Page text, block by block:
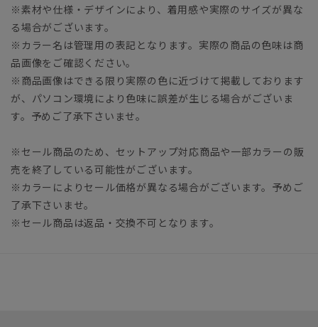
※素材や仕様・デザインにより、着用感や実際のサイズが異な
る場合がございます。
※カラー名は管理用の表記となります。実際の商品の色味は商
品画像をご確認ください。
※商品画像はできる限り実際の色に近づけて掲載しております
が、パソコン環境により色味に誤差が生じる場合がございま
す。予めご了承下さいませ。
※セール商品のため、セットアップ対応商品や一部カラーの販
売を終了している可能性がございます。
※カラーによりセール価格が異なる場合がございます。予めご
了承下さいませ。
※セール商品は返品・交換不可となります。